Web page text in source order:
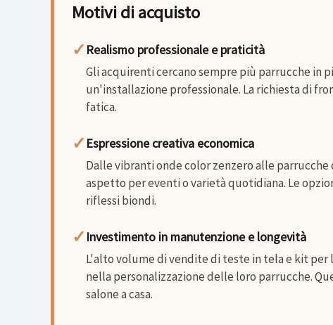
Motivi di acquisto
✓ Realismo professionale e praticità
Gli acquirenti cercano sempre più parrucche in
un'installazione professionale. La richiesta di
fatica.
✓ Espressione creativa economica
Dalle vibranti onde color zenzero alle
aspetto per eventi o varietà quotidiana. Le
riflessi biondi.
✓ Investimento in manutenzione e longevità
L'alto volume di vendite di teste in tela e kit per
nella personalizzazione delle loro parrucche.
salone a casa.